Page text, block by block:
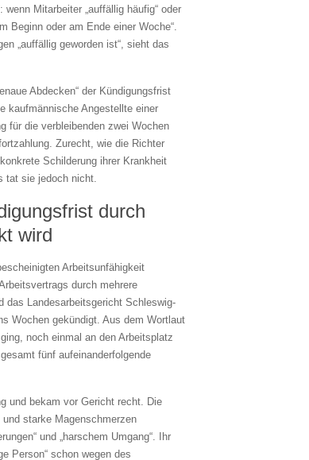
Mitarbeiter „auffällig häufig“ oder
Beginn oder am Ende einer Woche“.
„auffällig geworden ist“, sieht das
Abdecken“ der Kündigungsfrist
kaufmännische Angestellte einer
für die verbleibenden zwei Wochen
Zurecht, wie die Richter
Schilderung ihrer Krankheit
tat sie jedoch nicht.
durch
wird
Arbeitsunfähigkeit
durch mehrere
das Landesarbeitsgericht Schleswig-
Wochen gekündigt. Aus dem Wortlaut
noch einmal an den Arbeitsplatz
fünf aufeinanderfolgende
und bekam vor Gericht recht. Die
starke Magenschmerzen
und „harschem Umgang“. Ihr
Person“ schon wegen des